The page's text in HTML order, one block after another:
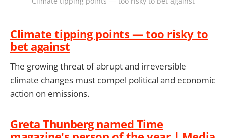
Climate tipping points — too risky to
bet against
The growing threat of abrupt and irreversible
climate changes must compel political and economic
action on emissions.
Greta Thunberg named Time